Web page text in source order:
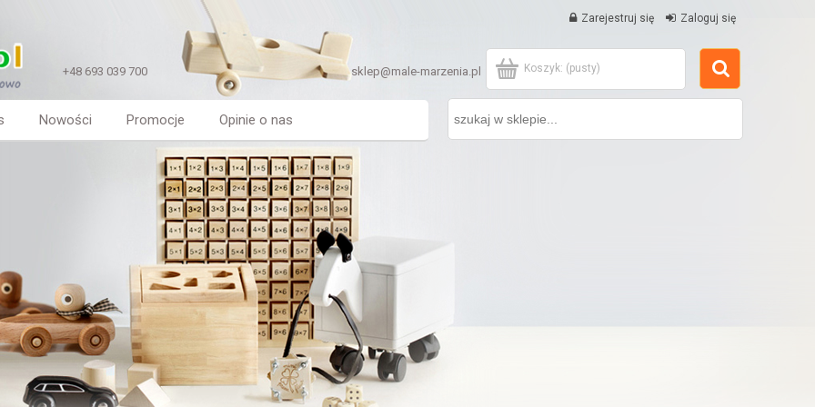
Zarejestruj się Zaloguj się
+48 693 039 700 sklep@male-marzenia.pl Koszyk: (pusty)
Nowości Promocje Opinie o nas